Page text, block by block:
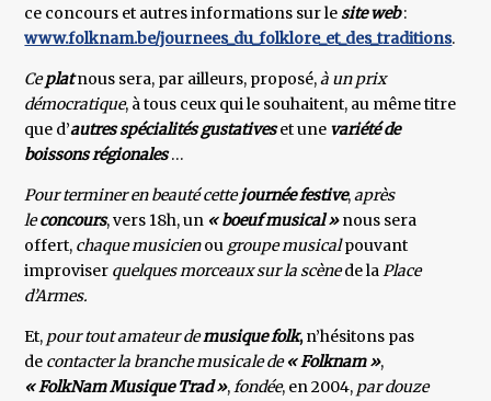
ce concours et autres informations sur lesite web:
www.folknam.be/journees_du_folklore_et_des_traditions.
Ceplatnous sera, par ailleurs, proposé,à un prix
démocratique, à tous ceux qui le souhaitent, au même titre
que d’autres spécialités gustativeset une variété de
boissons régionales…
Pour terminer en beauté cettejournée festive,après
leconcours, vers 18h, un « boeuf musical »nous sera
offert, chaque musicienou groupe musicalpouvant
improviser quelques morceaux sur la scènede laPlace
d’Armes.
Et, pour tout amateur demusique folk,n’hésitons pas
de contacter la branche musicale de« Folknam »,
« FolkNamMusique Trad »,fondée, en 2004, par douze